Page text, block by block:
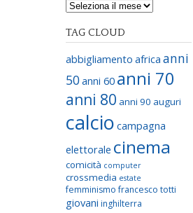
TAG CLOUD
abbigliamento africa anni
50anni 60 anni 70
anni 80 anni 90 auguri
calcio campagna
elettorale cinema
comicità computer
crossmedia estate
femminismo francesco totti
giovani inghilterra